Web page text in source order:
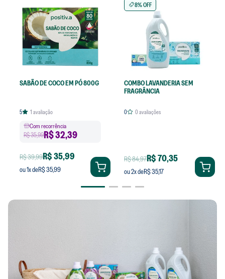
SABÃO DE COCO EM PÓ 800G
5 1 avaliação
Com recorrência
R$ 35,99R$32,39
R$ 39,99R$ 35,99
ou1x deR$ 35,99
8% OFF
COMBO LAVANDERIA SEM
FRAGRÂNCIA
0 0avaliações
R$ 84,97R$ 70,35
ou2x deR$ 35,17